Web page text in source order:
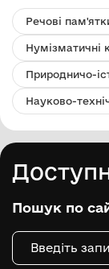
Речові
Нумізматичні
Природничо-
Науково-
Пошук по